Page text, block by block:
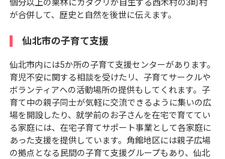
個分以上の栗林にカタクリが自生する西木村の3町村
が合併して、歴史と自然を後世に伝えます。
仙北市の子育て支援
仙北市内には5か所の子育て支援センターがあります。
育児不安に関する相談を受けたリ、子育てサークルや
ボランティアへの活動場所の提供もしてくれます。子
育て中の親子同士が気軽に交流できるように集いの広
場を開設したり、就学前のお子さんを在宅で育ててい
る家庭には、在宅子育てサポート事業として各家庭に
あった支援を提供しています。角館地区には親子広場
の拠点となる民間の子育て支援グループもあり、仙北